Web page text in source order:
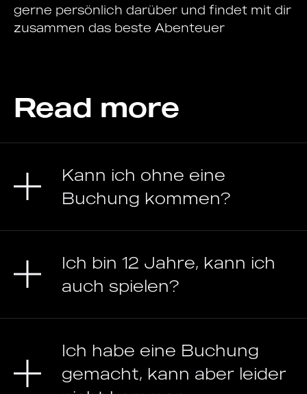
gerne persönlich darüber und findet mit dir
zusammen das beste Abenteuer
Read more
Kann ich ohne eine
Buchung kommen?
Ich bin 12 Jahre, kann ich
auch spielen?
Ich habe eine Buchung
gemacht, kann aber leider